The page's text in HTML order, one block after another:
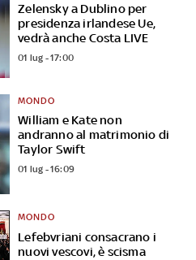
Zelensky a Dublino per
presidenza irlandese Ue,
vedrà anche Costa LIVE
01 lug - 17:00
William e Kate non
andranno al matrimonio di
Taylor Swift
MONDO
01 lug - 16:09
Lefebvriani consacrano i
nuovi vescovi, è scisma
MONDO